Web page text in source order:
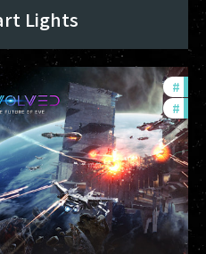
Lights
#
#